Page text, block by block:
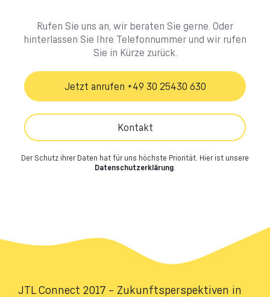
Rufen Sie uns an, wir beraten Sie gerne. Oder
hinterlassen Sie Ihre Telefonnummer und wir rufen
Sie in Kürze zurück.
Jetzt anrufen +49 30 25430 630
Kontakt
Der Schutz ihrer Daten hat für uns höchste Priorität. Hier ist unsere
Datenschutzerklärung
JTL Connect 2017 – Zukunftsperspektiven in